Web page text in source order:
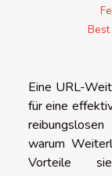
Best
Eine URL-
für eine
warum
Vorteile